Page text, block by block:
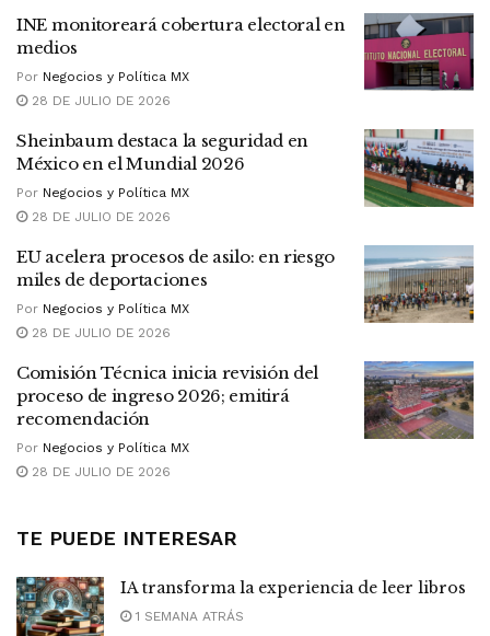
INE monitoreará cobertura electoral en
medios
Por Negocios y Política MX
28 DE JULIO DE 2026
Sheinbaum destaca la seguridad en
México en el Mundial 2026
Por Negocios y Política MX
28 DE JULIO DE 2026
EU acelera procesos de asilo: en riesgo
miles de deportaciones
Por Negocios y Política MX
28 DE JULIO DE 2026
Comisión Técnica inicia revisión del
proceso de ingreso 2026; emitirá
recomendación
Por Negocios y Política MX
28 DE JULIO DE 2026
TE PUEDE INTERESAR
IA transforma la experiencia de leer libros
1 SEMANA ATRÁS